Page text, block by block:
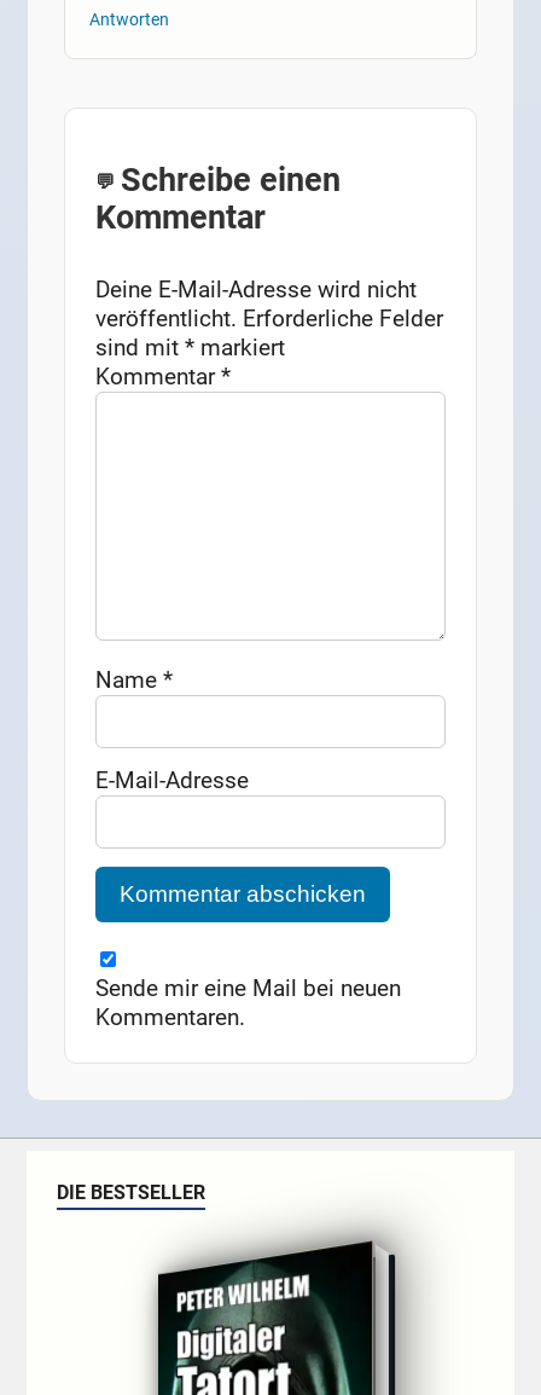
Antworten
Schreibe einen
Kommentar
Deine E-Mail-Adresse wird nicht
veröffentlicht. Erforderliche Felder
sind mit* markiert
Kommentar*
Name*
E-Mail-Adresse
Sende mir eine Mail bei neuen
Kommentaren.
DIE BESTSELLER